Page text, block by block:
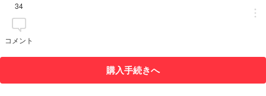
34
コメント
購入手続きへ